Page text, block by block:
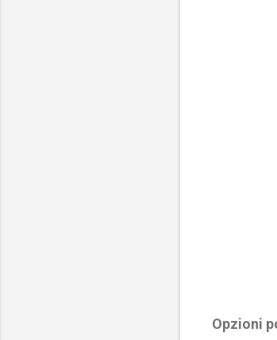
Opzioni